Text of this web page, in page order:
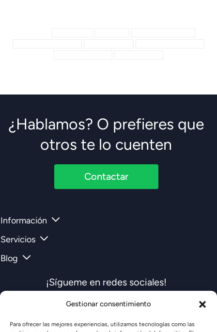
Gestionar consentimiento
Para ofrecer las mejores experiencias, utilizamos tecnologías como las
¿Hablamos? O prefieres que
otros te lo cuenten
Contactar
Información
Servicios
Blog
¡Sígueme en redes sociales!